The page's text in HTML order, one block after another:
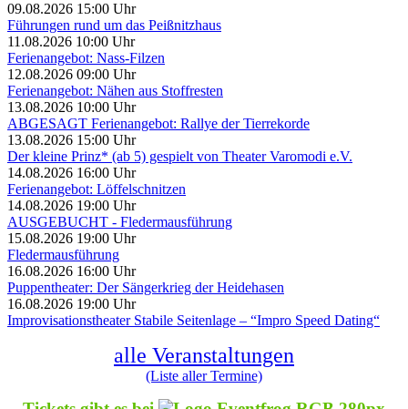
09.08.2026 15:00 Uhr
Führungen rund um das Peißnitzhaus
11.08.2026 10:00 Uhr
Ferienangebot: Nass-Filzen
12.08.2026 09:00 Uhr
Ferienangebot: Nähen aus Stoffresten
13.08.2026 10:00 Uhr
ABGESAGT Ferienangebot: Rallye der Tierrekorde
13.08.2026 15:00 Uhr
Der kleine Prinz* (ab 5) gespielt von Theater Varomodi e.V.
14.08.2026 16:00 Uhr
Ferienangebot: Löffelschnitzen
14.08.2026 19:00 Uhr
AUSGEBUCHT - Fledermausführung
15.08.2026 19:00 Uhr
Fledermausführung
16.08.2026 16:00 Uhr
Puppentheater: Der Sängerkrieg der Heidehasen
16.08.2026 19:00 Uhr
Improvisationstheater Stabile Seitenlage – “Impro Speed Dating“
alle Veranstaltungen
(Liste aller Termine)